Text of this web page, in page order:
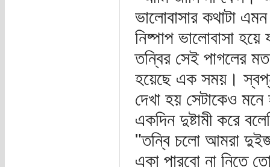
ভালোবাসার কথাটা
নিষ্পাপ ভালোবাসা
তন্বির সেই পাগলের
হয়েছে এক সময়।
দেখা হয় সেটাকেও
একদিন দুষ্টামী করে
"তন্বি চলো আমরা
একা পারবো না নিতে